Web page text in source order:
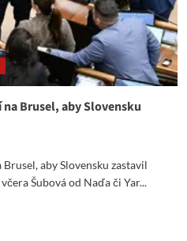
Brusel, aby Slovensku
aby Slovensku zastavil
Šubová od Naďa či Yar...